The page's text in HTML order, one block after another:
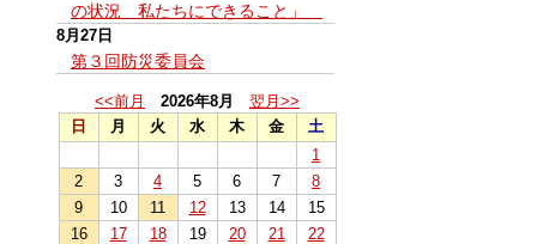
の状況 私たちにできること」
8月27日
第３回防災委員会
<<前月 2026年8月
翌月>>
日
月 火 水 木 金
土
1
2
3 4 5 6 7
8
9
10 11 12 13 14
15
16
17 18 19 20 21
22